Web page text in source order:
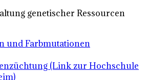
genetischer Ressourcen
und Farbmutationen
(Link zur Hochschule